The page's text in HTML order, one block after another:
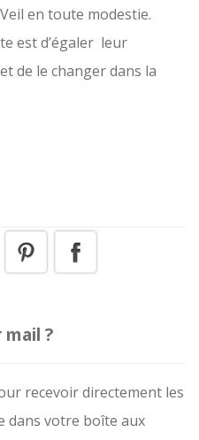
en toute modestie.
est d’égaler leur
de le changer dans la
?
recevoir directement les
dans votre boîte aux